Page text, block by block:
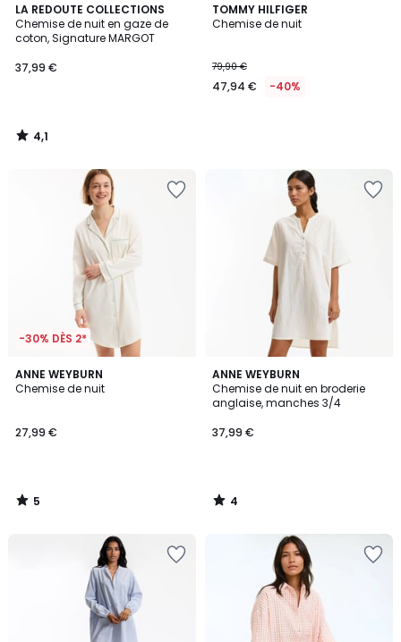
LA REDOUTE COLLECTIONS
Chemise de nuit en gaze de
coton, Signature MARGOT
37,99 €
4,1
/ 5
4,1
/
TOMMY HILFIGER
Chemise de nuit
79,90 €
47,94 € -40%
-30% DÈS 2*
ANNE WEYBURN
Chemise de nuit
27,99 €
5
/
5
/
ANNE WEYBURN
Chemise de nuit en broderie
anglaise, manches 3/4
37,99 €
4
/
5
4
/